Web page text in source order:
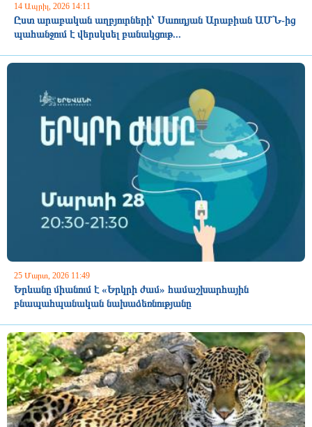
14 Ապրիլ, 2026 14:11
Ըստ արաբական աղբյուրների՝ Սաուդյան Արաբիան ԱՄՆ-ից
պահանջում է վերսկսել բանակցութ...
25 Մարտ, 2026 11:49
Երևանը միանում է «Երկրի ժամ» համաշխարհային
բնապահպանական նախաձեռնությանը